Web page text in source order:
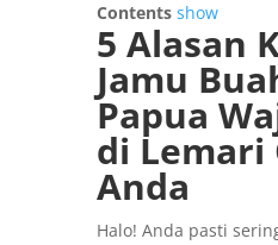
Contents show
5 Alasan
Jamu
Papua
di Lemari
Anda
Halo! Anda pasti